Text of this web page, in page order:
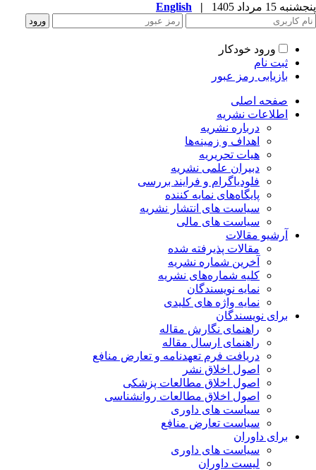
15 مرداد 1405 |
English
ورود خودکار
ثبت نام
بازیابی رمز عبور
صفحه اصلی
اطلاعات نشریه
درباره نشریه
اهداف و زمینه‌ها
هیات تحریریه
دبیران علمی نشریه
فلودیاگرام و فرایند بررسی
پایگاه‌های نمایه کننده
سیاست های انتشار نشریه
سیاست های مالی
آرشیو مقالات
مقالات پذیرفته شده
آخرین شماره نشریه
کلیه شماره‌های نشریه
نمایه نویسندگان
نمایه واژه های کلیدی
برای نویسندگان
راهنمای نگارش مقاله
راهنمای ارسال مقاله
دریافت فرم تعهدنامه و تعارض منافع
اصول اخلاق نشر
اصول اخلاق مطالعات پزشکی
اصول اخلاق مطالعات روانشناسی
سیاست های داوری
سیاست تعارض منافع
برای داوران
سیاست های داوری
لیست داوران